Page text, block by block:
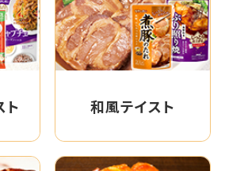
ト 和風テイスト